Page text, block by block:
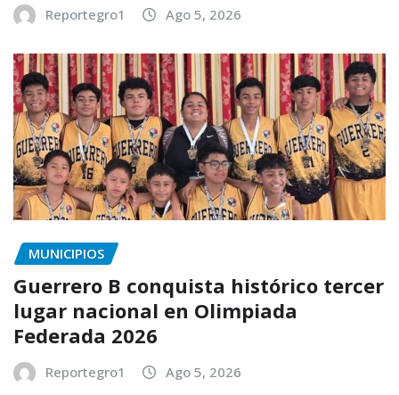
Reportegro1 Ago 5, 2026
MUNICIPIOS
Guerrero B conquista histórico tercer
lugar nacional en Olimpiada
Federada 2026
Reportegro1 Ago 5, 2026